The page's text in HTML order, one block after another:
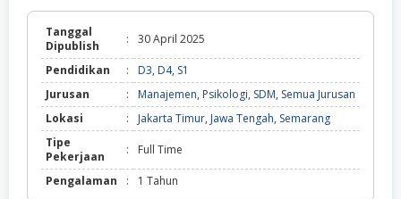
Tanggal
Dipublish
: 30 April 2025
Pendidikan : D3, D4, S1
Jurusan
: Manajemen, Psikologi, SDM, Semua Jurusan
Lokasi
: Jakarta Timur, Jawa Tengah, Semarang
Tipe
Pekerjaan
: Full Time
Pengalaman : 1 Tahun